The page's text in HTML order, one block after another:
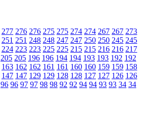
277 276 276 275 275 274 274 267 267 273
251 251 248 248 247 247 250 250 245 245
224 223 223 225 225 215 215 216 216 217
205 205 196 196 194 194 193 193 192 192
163 162 162 161 161 160 160 159 159 158
147 147 129 129 128 128 127 127 126 126
96 96 97 97 98 98 92 92 94 94 93 93 34 34